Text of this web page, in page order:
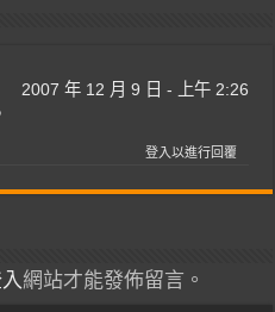
2007 年 12 月 9 日 - 上午 2:26
登入以進行回覆
網站才能發佈留言。